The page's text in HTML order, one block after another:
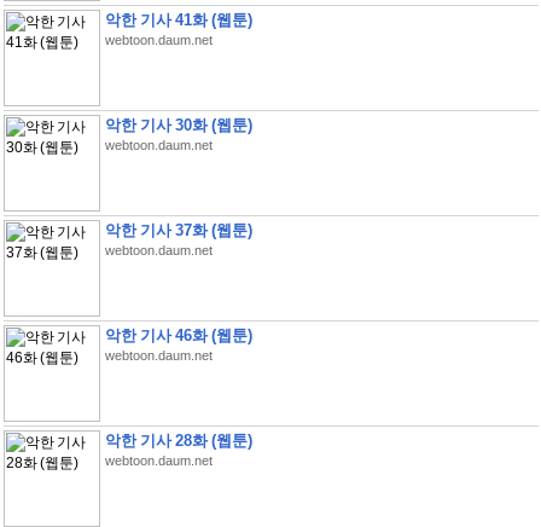
악한 기사 41화 (웹툰)
webtoon.daum.net
악한 기사 30화 (웹툰)
webtoon.daum.net
악한 기사 37화 (웹툰)
webtoon.daum.net
악한 기사 46화 (웹툰)
webtoon.daum.net
악한 기사 28화 (웹툰)
webtoon.daum.net